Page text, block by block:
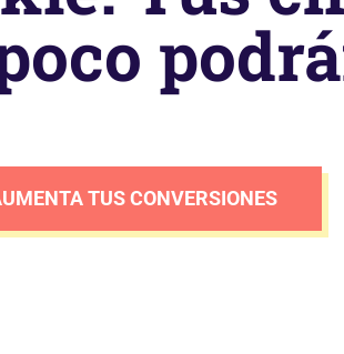
TUS CONVERSIONES